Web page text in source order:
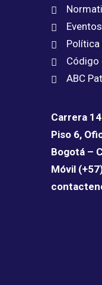
Eventos
Política
Código
ABC
Carrera
Piso 6,
Bogotá –
Móvil